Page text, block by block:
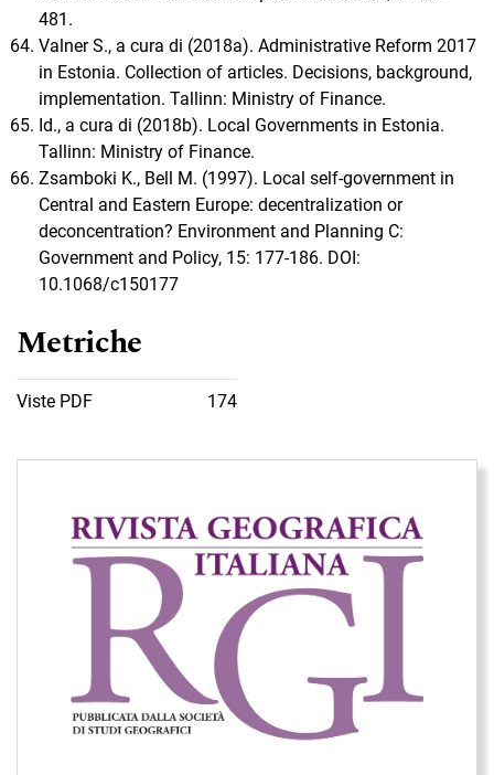
481.
Valner S., a cura di (2018a). Administrative Reform 2017
in Estonia. Collection of articles. Decisions, background,
implementation. Tallinn: Ministry of Finance.
Id., a cura di (2018b). Local Governments in Estonia.
Tallinn: Ministry of Finance.
Zsamboki K., Bell M. (1997). Local self-government in
Central and Eastern Europe: decentralization or
deconcentration? Environment and Planning C:
Government and Policy, 15: 177-186. DOI:
10.1068/c150177
Metriche
Viste PDF 174
Immagine di copertina